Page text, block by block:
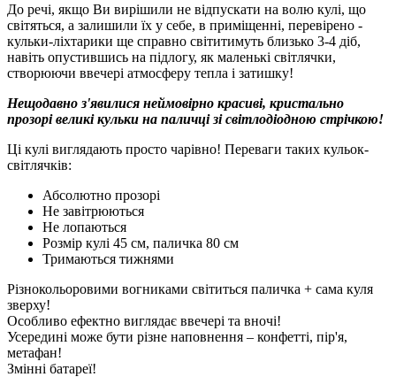
До речі, якщо Ви вирішили не відпускати на волю кулі, що
світяться, а залишили їх у себе, в приміщенні, перевірено -
кульки-ліхтарики ще справно світитимуть близько 3-4 діб,
навіть опустившись на підлогу, як маленькі світлячки,
створюючи ввечері атмосферу тепла і затишку!
Нещодавно з'явилися неймовірно красиві, кристально
прозорі великі кульки на паличці зі світлодіодною стрічкою!
Ці кулі виглядають просто чарівно! Переваги таких кульок-
світлячків:
Абсолютно прозорі
Не завітрюються
Не лопаються
Розмір кулі 45 см, паличка 80 см
Тримаються тижнями
Різнокольоровими вогниками світиться паличка + сама куля
зверху!
Особливо ефектно виглядає ввечері та вночі!
Усередині може бути різне наповнення – конфетті, пір'я,
метафан!
Змінні батареї!